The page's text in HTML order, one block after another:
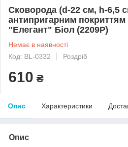
Сковорода (d-22 см, h-6,5
антипригарним
"Елегант" Біол (2209P)
Немає в наявності
Код: BL-0332
Роздріб
610 ₴
Опис Характеристики
Опис